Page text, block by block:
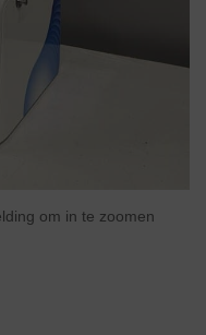
om in te zoomen